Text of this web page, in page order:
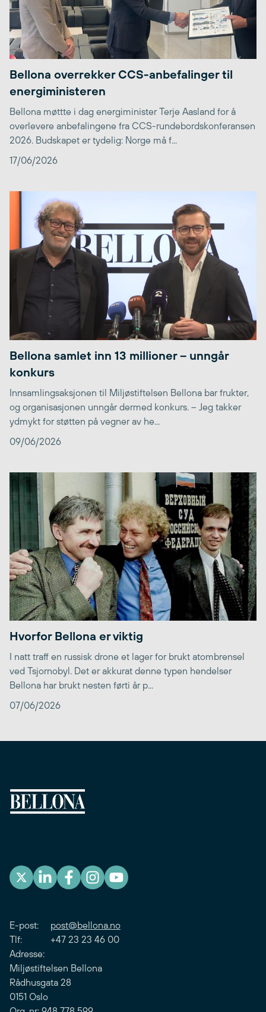
Bellona overrekker CCS-anbefalinger til
energiministeren
Bellona møttte i dag energiminister Terje Aasland for å
overlevere anbefalingene fra CCS-rundebordskonferansen
2026. Budskapet er tydelig: Norge må f...
17/06/2026
Bellona samlet inn 13 millioner – unngår
konkurs
Innsamlingsaksjonen til Miljøstiftelsen Bellona bar frukter,
og organisasjonen unngår dermed konkurs. – Jeg takker
ydmykt for støtten på vegner av he...
09/06/2026
Hvorfor Bellona er viktig
I natt traff en russisk drone et lager for brukt atombrensel
ved Tsjornobyl. Det er akkurat denne typen hendelser
Bellona har brukt nesten førti år p...
07/06/2026
E-post: post@bellona.no
Tlf: +47 23 23 46 00
Adresse:
Miljøstiftelsen Bellona
Rådhusgata 28
0151 Oslo